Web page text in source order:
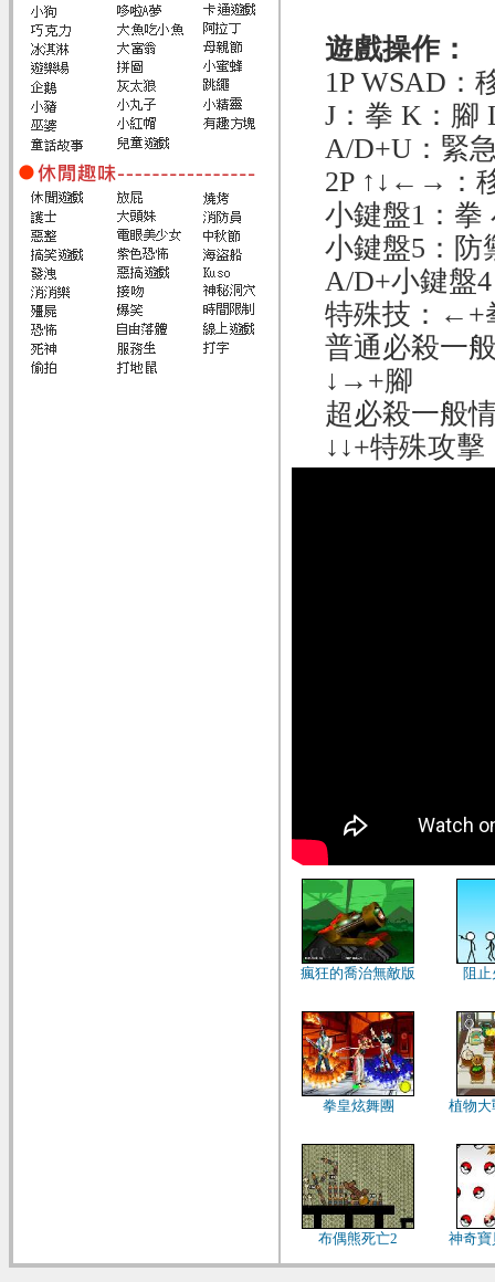
遊戲操作：
1P WSAD：
J：拳 K：腳
A/D+U：緊
2P ↑↓←→：
小鍵盤1：拳
小鍵盤5：防
A/D+小鍵盤
特殊技：
普通必殺一
↓→+腳
超必殺一般
↓↓+特殊攻擊
瘋狂的喬治無敵版 阻
拳皇炫舞團 植物大
布偶熊死亡2 神奇寶